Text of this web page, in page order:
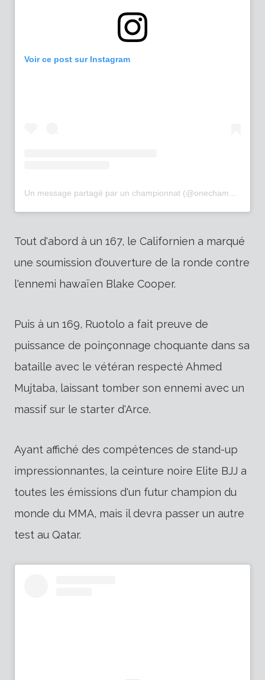
Voir ce post sur Instagram
Tout d'abord à un 167, le Californien a marqué
une soumission d'ouverture de la ronde contre
l'ennemi hawaïen Blake Cooper.
Puis à un 169, Ruotolo a fait preuve de
puissance de poinçonnage choquante dans sa
bataille avec le vétéran respecté Ahmed
Mujtaba, laissant tomber son ennemi avec un
massif sur le starter d'Arce.
Ayant affiché des compétences de stand-up
impressionnantes, la ceinture noire Elite BJJ a
toutes les émissions d'un futur champion du
monde du MMA, mais il devra passer un autre
test au Qatar.